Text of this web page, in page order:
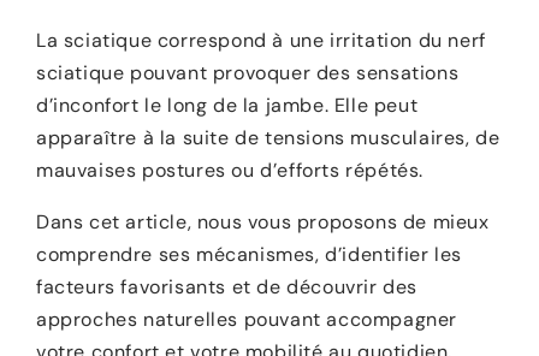
La sciatique correspond à une irritation du nerf
sciatique pouvant provoquer des sensations
d’inconfort le long de la jambe. Elle peut
apparaître à la suite de tensions musculaires, de
mauvaises postures ou d’efforts répétés.
Dans cet article, nous vous proposons de mieux
comprendre ses mécanismes, d’identifier les
facteurs favorisants et de découvrir des
approches naturelles pouvant accompagner